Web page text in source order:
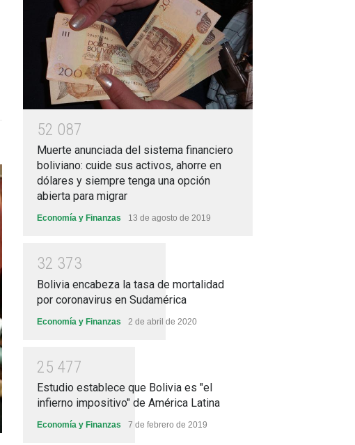
52 087
Muerte anunciada del sistema financiero
boliviano: cuide sus activos, ahorre en
dólares y siempre tenga una opción
abierta para migrar
Economía y Finanzas 13 de agosto de 2019
32 373
Bolivia encabeza la tasa de mortalidad
por coronavirus en Sudamérica
Economía y Finanzas 2 de abril de 2020
25 477
Estudio establece que Bolivia es "el
infierno impositivo" de América Latina
Economía y Finanzas 7 de febrero de 2019